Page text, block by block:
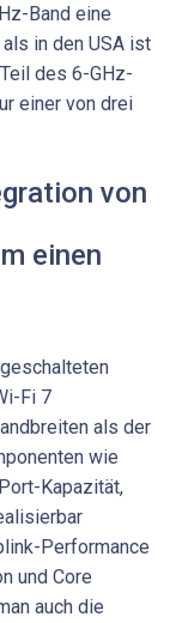
Band eine
in den USA ist
des 6-GHz-
einer von drei
von
einen
Fi 7
als der
wie
Kapazität,
Performance
und Core
auch die